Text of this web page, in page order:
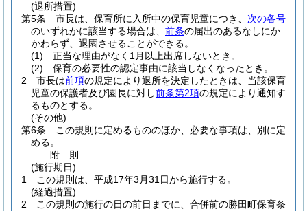
(退所措置)
第5条
市長は、保育所に入所中の保育児童につき、 次の各号
のいずれかに該当する場合は、 前条の届出のあるなしにか
かわらず、退園させることができる。
(1)
正当な理由がなく1月以上出席しないとき。
(2)
保育の必要性の認定事由に該当しなくなったとき。
2
市長は前項の規定により退所を決定したときは、当該保育
児童の保護者及び園長に対し前条第2項の規定により通知す
るものとする。
(その他)
第6条
この規則に定めるもののほか、必要な事項は、別に定
める。
附 則
(施行期日)
1
この規則は、平成17年3月31日から施行する。
(経過措置)
2
この規則の施行の日の前日までに、合併前の勝田町保育条